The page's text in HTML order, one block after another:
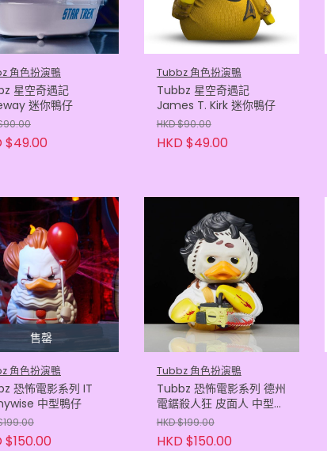
角色扮演鴨
星空奇遇記
迷你鴨仔
$49.00
Tubbz 角色扮演鴨
Tubbz 星空奇遇記
James T. Kirk 迷你鴨仔
HKD $90.00
HKD $49.00
售罄
角色扮演鴨
恐怖電影系列 IT
中型鴨仔
$150.00
Tubbz 角色扮演鴨
Tubbz 恐怖電影系列 德州
電鋸殺人狂 皮面人 中型鴨
仔
HKD $199.00
HKD $150.00